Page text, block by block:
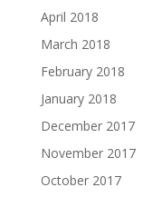
April 2018
March 2018
February 2018
January 2018
December 2017
November 2017
October 2017